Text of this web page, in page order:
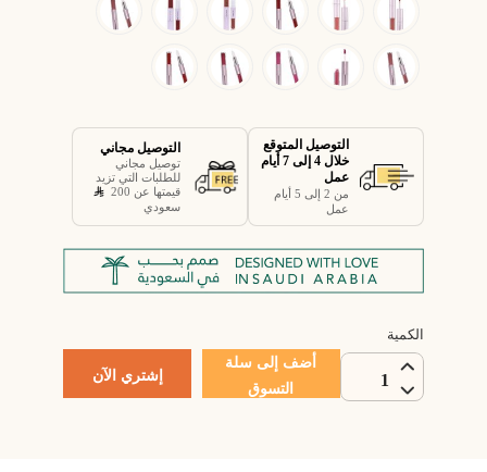
التوصيل المتوقع
خلال 4 إلى 7 أيام
عمل
من 2 إلى 5 أيام
عمل
التوصيل مجاني
توصيل مجاني
للطلبات التي تزيد
قيمتها عن 200
سعودي
الكمية
1
أضف إلى سلة
التسوق
إشتري الآن